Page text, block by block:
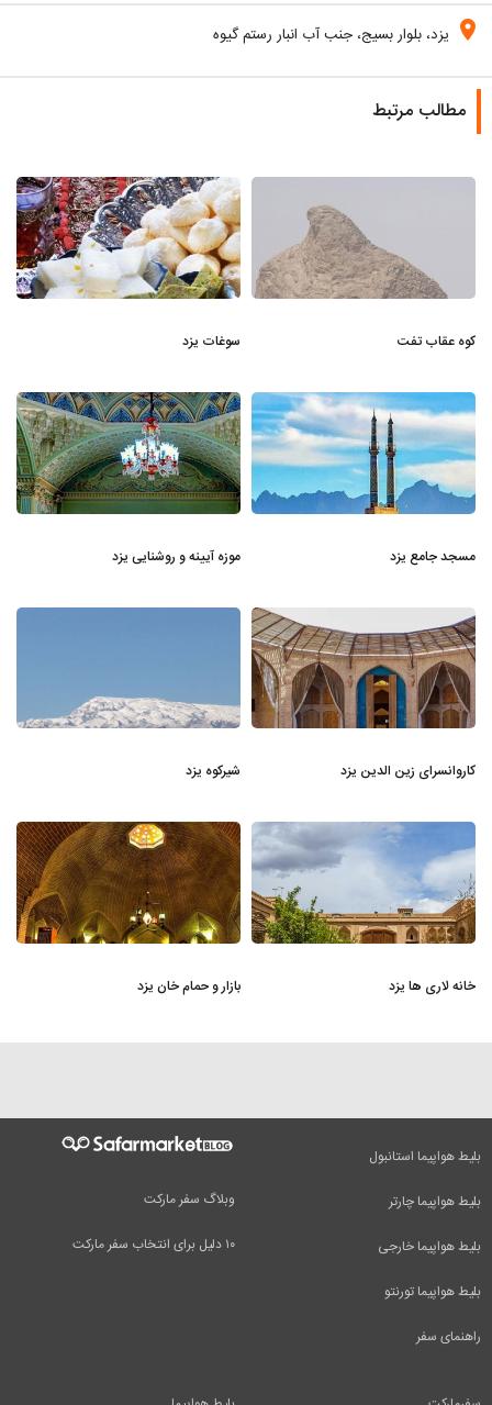
location_on یزد، بلوار بسیج، جنب آب انبار رستم گیوه
مطالب مرتبط
کوه عقاب تفت سوغات یزد
مسجد جامع یزد موزه آیینه و روشنایی یزد
کاروانسرای زین الدین یزد شیرکوه یزد
خانه لاری‌ ها یزد بازار و حمام خان یزد
وبلاگ سفر مارکت
۱۰ دلیل برای انتخاب سفر مارکت
بلیط هواپیما استانبول
بلیط هواپیما چارتر
بلیط هواپیما خارجی
بلیط هواپیما تورنتو
راهنمای سفر